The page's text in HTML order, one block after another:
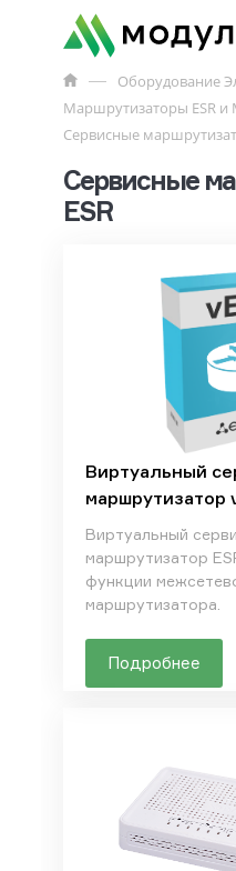
Оборудование
Маршрутизаторы ESR и
Сервисные
Сервисные
ESR
Виртуальный
маршрутизатор
Виртуальный
маршрутизатор
функции
маршрутизатора.
Подробнее